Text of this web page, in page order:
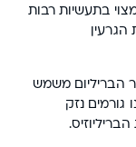
בתעשיות רבות
הבריליום משמש
גורמים נזק